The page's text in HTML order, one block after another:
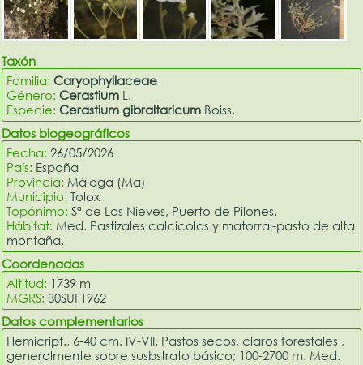
Taxón
Familia:Caryophyllaceae
Género:Cerastium L.
Especie:Cerastium gibraltaricum Boiss.
Datos biogeográficos
Fecha:26/05/2026
País: España
Provincia: Málaga (Ma)
Municipio:Tolox
Topónimo:Sª de Las Nieves, Puerto de Pilones.
Hábitat: Med. Pastizales calcícolas y matorral-pasto de alta
montaña.
Coordenadas
Altitud: 1739 m
MGRS:30SUF1962
Datos complementarios
Hemicript., 6-40 cm. IV-VII. Pastos secos, claros forestales ,
generalmente sobre susbstrato básico; 100-2700 m. Med.